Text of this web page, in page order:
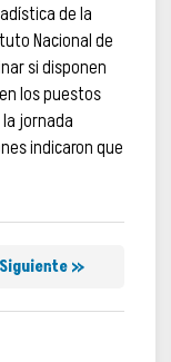
de la
Nacional de
si disponen
los puestos
jornada
indicaron que
»